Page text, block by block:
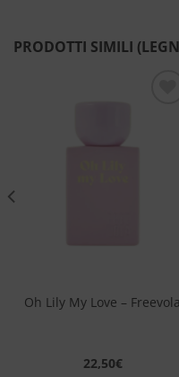
PRODOTTI SIMILI
Oh Lily My Love – Freevola
22,50€